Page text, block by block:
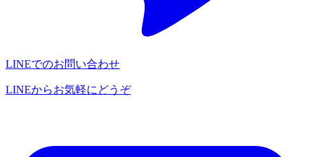
LINEでのお問い合わせ
LINEからお気軽にどうぞ